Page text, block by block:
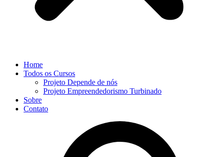
Home
Todos os Cursos
Projeto Depende de nós
Projeto Empreendedorismo Turbinado
Sobre
Contato